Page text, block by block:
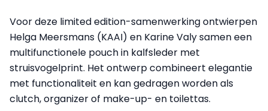
Voor deze limited edition-samenwerking ontwierpen
Helga Meersmans (KAAI) en Karine Valy samen een
multifunctionele pouch in kalfsleder met
struisvogelprint. Het ontwerp combineert elegantie
met functionaliteit en kan gedragen worden als
clutch, organizer of make-up- en toilettas.